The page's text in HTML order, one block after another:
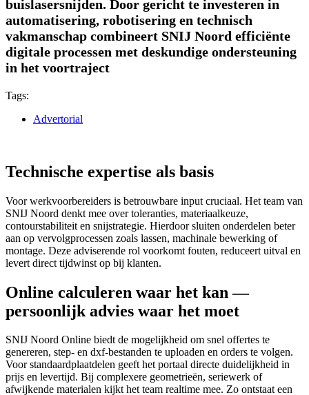
buislasersnijden. Door gericht te investeren in
automatisering, robotisering en technisch
vakmanschap combineert SNIJ Noord efficiënte
digitale processen met deskundige ondersteuning
in het voortraject
Tags:
Advertorial
Technische expertise als basis
Voor werkvoorbereiders is betrouwbare input cruciaal. Het team van
SNIJ Noord denkt mee over toleranties, materiaalkeuze,
contourstabiliteit en snijstrategie. Hierdoor sluiten onderdelen beter
aan op vervolgprocessen zoals lassen, machinale bewerking of
montage. Deze adviserende rol voorkomt fouten, reduceert uitval en
levert direct tijdwinst op bij klanten.
Online calculeren waar het kan —
persoonlijk advies waar het moet
SNIJ Noord Online biedt de mogelijkheid om snel offertes te
genereren, step- en dxf-bestanden te uploaden en orders te volgen.
Voor standaardplaatdelen geeft het portaal directe duidelijkheid in
prijs en levertijd. Bij complexere geometrieën, seriewerk of
afwijkende materialen kijkt het team realtime mee. Zo ontstaat een